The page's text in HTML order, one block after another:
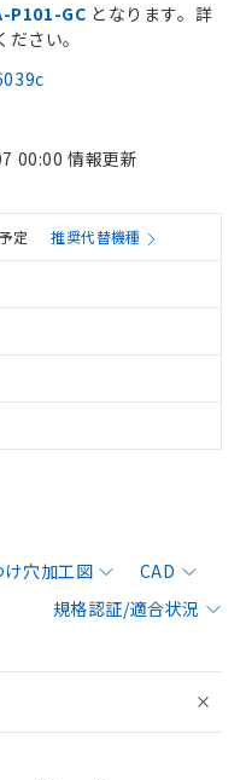
P101-GC となります。詳
さい。
00:00 情報更新
定 推奨代替機種
け穴加工図
CAD
規格認証/適合状況